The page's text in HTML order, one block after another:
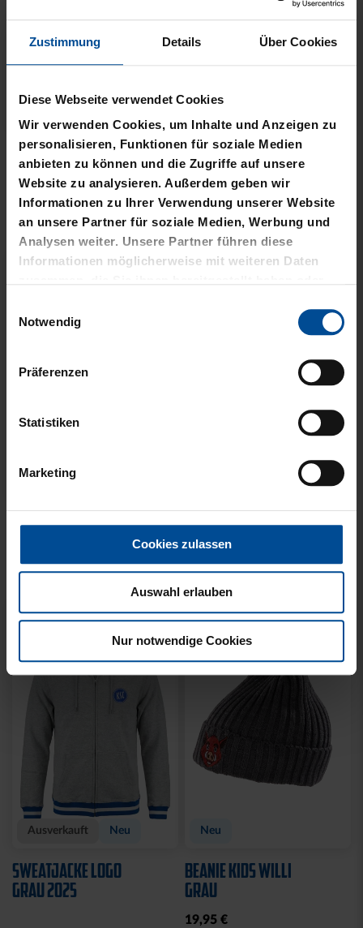
Zustimmung Details Über Cookies
Diese Webseite verwendet Cookies
Wir verwenden Cookies, um Inhalte und Anzeigen zu
personalisieren, Funktionen für soziale Medien
anbieten zu können und die Zugriffe auf unsere
Website zu analysieren. Außerdem geben wir
Informationen zu Ihrer Verwendung unserer Website
an unsere Partner für soziale Medien, Werbung und
Analysen weiter. Unsere Partner führen diese
Informationen möglicherweise mit weiteren Daten
gesammelt haben.
Notwendig
Präferenzen
Statistiken
Marketing
Cookies zulassen
Auswahl erlauben
Nur notwendige Cookies
WÄRMEFLASCHE LOGO
SCHWARZ
17,95 €
T-SHIRT
SCHREIBSCHRIFT LOGOS
LADIES
15,00 € 29,95 €
30 Tage Bestpreis: 15,00 €
Ausverkauft
HYBRIDJACKE LOGO COLLEGE JACKE KSC
NAVY-WEISS
35,00 € 79,95 €
30 Tage Bestpreis: 35,00 €
Ausverkauft Neu
SWEATJACKE LOGO
GRAU 2025
Neu
BEANIE KIDS WILLI
GRAU
19,95 €